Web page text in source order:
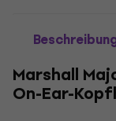
Marshall
On-Ear-